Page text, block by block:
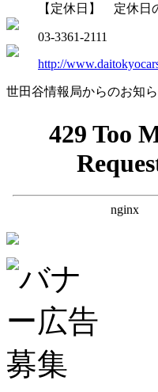
【定休日】 定休日
03-3361-2111
http://
世田谷情報局からのお知